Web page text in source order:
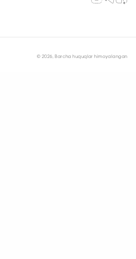
© 2026, Barcha huquqlar himoyalangan